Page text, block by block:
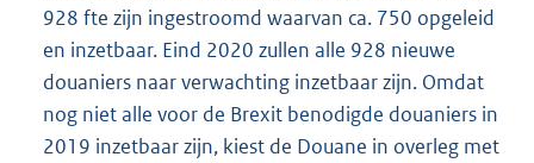
928 fte zijn ingestroomd waarvan ca. 750 opgeleid
en inzetbaar. Eind 2020 zullen alle 928 nieuwe
douaniers naar verwachting inzetbaar zijn. Omdat
nog niet alle voor de Brexit benodigde douaniers in
2019 inzetbaar zijn, kiest de Douane in overleg met